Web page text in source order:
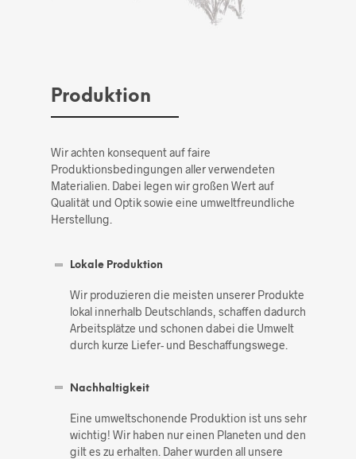
Produktion
Wir achten konsequent auf faire
Produktionsbedingungen aller verwendeten
Materialien. Dabei legen wir großen Wert auf
Qualität und Optik sowie eine umweltfreundliche
Herstellung.
Lokale Produktion
Wir produzieren die meisten unserer Produkte
lokal innerhalb Deutschlands, schaffen dadurch
Arbeitsplätze und schonen dabei die Umwelt
durch kurze Liefer- und Beschaffungswege.
Nachhaltigkeit
Eine umweltschonende Produktion ist uns sehr
wichtig! Wir haben nur einen Planeten und den
gilt es zu erhalten. Daher wurden all unsere